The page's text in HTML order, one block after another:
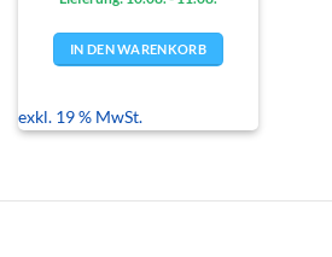
IN DEN WARENKORB
exkl. 19 % MwSt.